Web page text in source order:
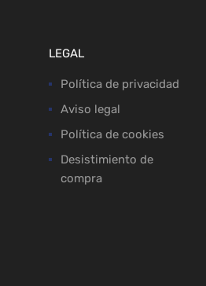
LEGAL
Política de privacidad
Aviso legal
Política de cookies
Desistimiento de
compra